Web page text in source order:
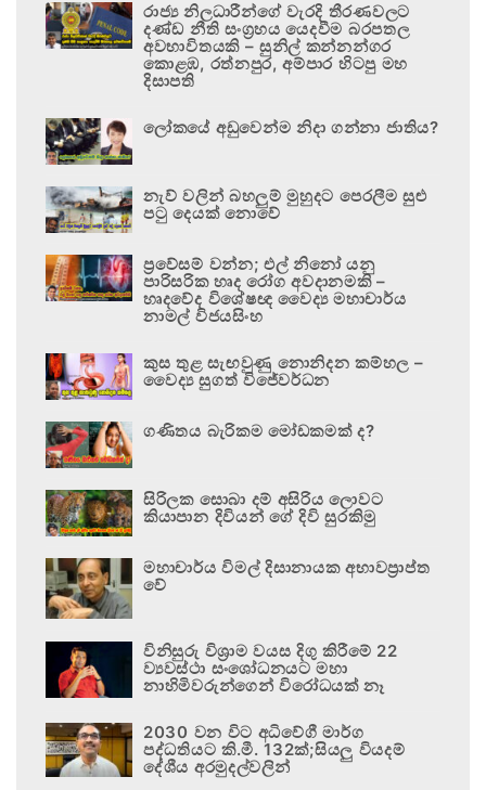
රාජ්‍ය නිලධාරීන්ගේ වැරදි තීරණවලට
දණ්ඩ නීති සංග්‍රහය යෙදවීම බරපතල
අවභාවිතයකි – සුනිල් කන්නන්ගර
කොළඹ, රත්නපුර, අම්පාර හිටපු මහ
දිසාපති
ලෝකයේ අඩුවෙන්ම නිදා ගන්නා ජාතිය?
නැව් වලින් බහලුම් මුහුදට පෙරලීම සුළු
පටු දෙයක් නොවේ
ප්‍රවේසම් වන්න; එල් නිනෝ යනු
පාරිසරික හෘද රෝග අවදානමකි –
හෘදවේද විශේෂඥ වෛද්‍ය මහාචාර්ය
නාමල් විජයසිංහ
කුස තුළ සැඟවුණු නොනිදන කම්හල –
වෛද්‍ය සුගත් විජේවර්ධන
ගණිතය බැරිකම මෝඩකමක් ද?
සිරිලක සොබා දම් අසිරිය ලොවට
කියාපාන දිවියන් ගේ දිවි සුරකිමු
මහාචාර්ය විමල් දිසානායක අභාවප්‍රාප්ත
වේ
විනිසුරු විශ්‍රාම වයස දිගු කිරීමේ 22
ව්‍යවස්ථා සංශෝධනයට මහා
නාහිමිවරුන්ගෙන් විරෝධයක් නෑ
2030 වන විට අධිවේගී මාර්ග
පද්ධතියට කි.මී. 132ක්;සියලු වියදම්
දේශීය අරමුදල්වලින්